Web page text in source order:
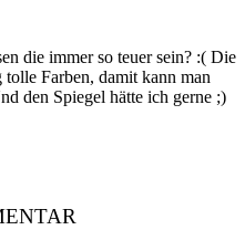
die immer so teuer sein? :( Die
Farben, damit kann man
den Spiegel hätte ich gerne ;)